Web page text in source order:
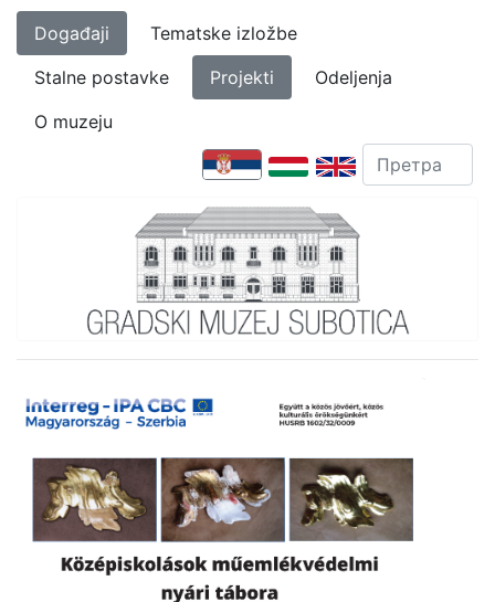
Događaji
Tematske izložbe
Stalne postavke
Projekti
Odeljenja
O muzeju